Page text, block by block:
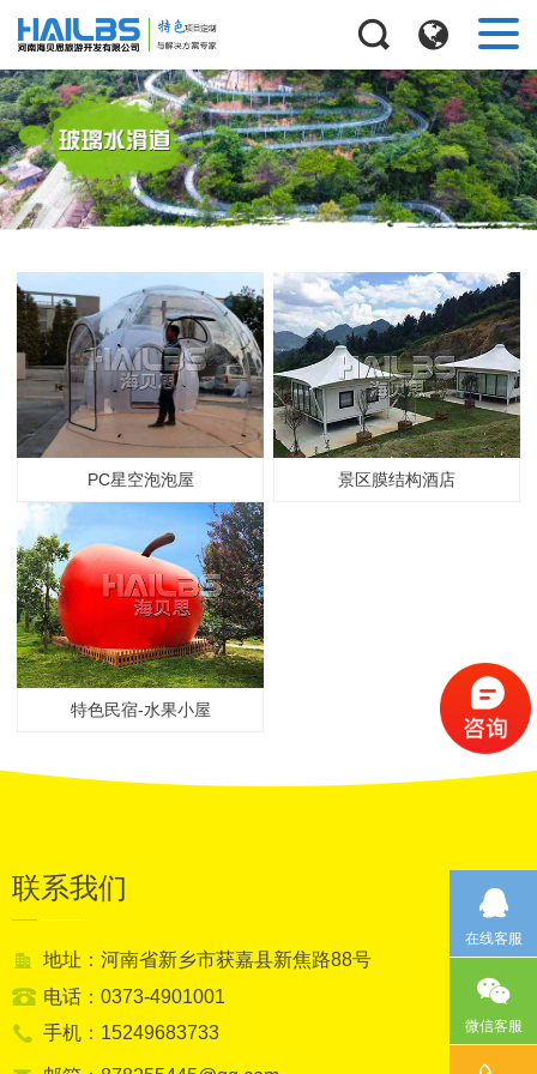
PC星空泡泡屋 景区膜结构酒店
特色民宿-水果小屋
联系我们
地址：河南省新乡市获嘉县新焦路88号
电话：0373-4901001
手机：15249683733
在线客服
微信客服